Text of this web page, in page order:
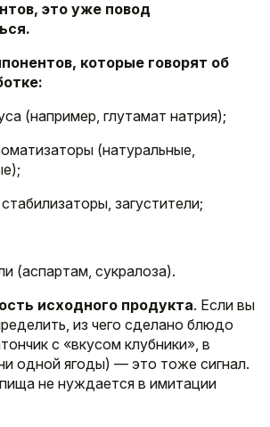
это уже повод
которые говорят об
(например, глутамат натрия);
(натуральные,
загустители;
(аспартам, сукралоза).
исходного продукта. Если вы
из чего сделано блюдо
с «вкусом клубники», в
одной ягоды) — это тоже сигнал.
не нуждается в имитации